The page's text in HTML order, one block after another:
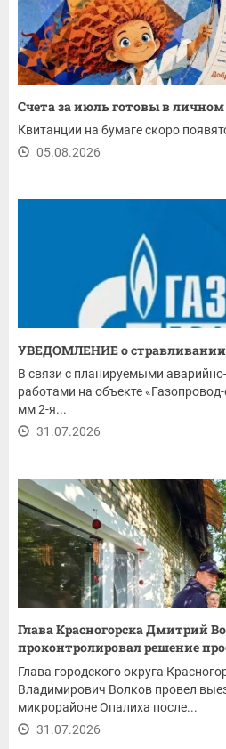
Счета за июль готовы в
Квитанции на бумаге скоро
05.08.2026
УВЕДОМЛЕНИЕ о стравливании
В связи с планируемыми
работами на объекте
мм 2-я...
31.07.2026
Глава Красногорска Дмитрий
проконтролировал решение
ремонт...
Глава городского округа
Владимирович Волков провел
микрорайоне Опалиха после...
31.07.2026